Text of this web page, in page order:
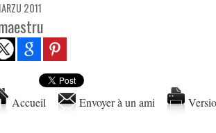
2011
Accueil Envoyer à un ami